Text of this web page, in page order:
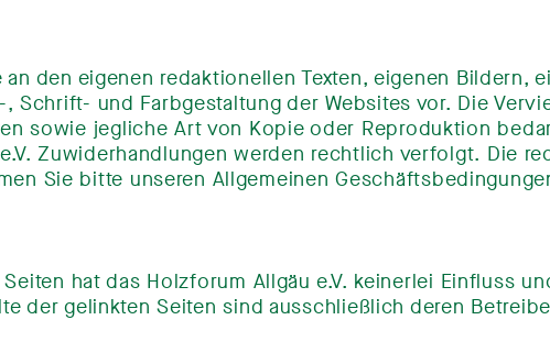
den eigenen redaktionellen Texten, eigenen Bildern,
Schrift- und Farbgestaltung der Websites vor. Die
sowie jegliche Art von Kopie oder Reproduktion
Zuwiderhandlungen werden rechtlich verfolgt. Die
Sie bitte unseren Allgemeinen
hat das Holzforum Allgäu e.V. keinerlei Einfluss
der gelinkten Seiten sind ausschließlich deren